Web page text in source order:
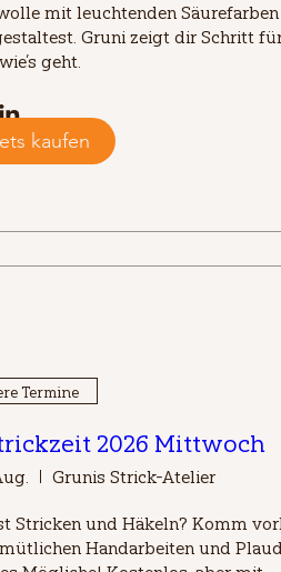
mit leuchtenden Säurefarben
Gruni zeigt dir Schritt
geht.
kaufen
Termine
2026 Mittwoch
Grunis Strick-Atelier
Stricken und Häkeln? Komm
Handarbeiten und